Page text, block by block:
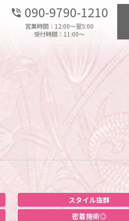
phone_in_talk 090-9790-1210
営業時間：12:00～翌5:00
受付時間：11:00～
スタイル抜群
密着施術◎